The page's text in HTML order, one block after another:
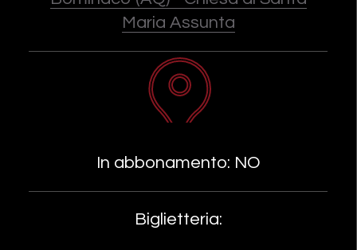
Maria Assunta
In abbonamento: NO
Biglietteria: